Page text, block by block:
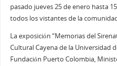
pasado jueves 25 de enero hasta
todos los vistantes de la
La exposición “Memorias del
Cultural Cayena de la Universidad
Fundación Puerto Colombia,